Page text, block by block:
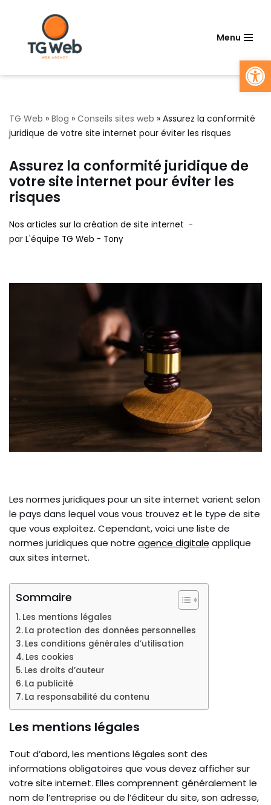
contenu
Menu
TG Web » Blog » Conseils sites web » Assurez la conformité
juridique de votre site internet pour éviter les risques
Assurez la conformité juridique de
votre site internet pour éviter les
risques
Nos articles sur la création de site internet
par L'équipe TG Web - Tony
Les normes juridiques pour un site internet varient selon
le pays dans lequel vous vous trouvez et le type de site
que vous exploitez. Cependant, voici une liste de
normes juridiques que notre agence digitale applique
aux sites internet.
Sommaire
Les mentions légales
La protection des données personnelles
Les conditions générales d’utilisation
Les cookies
Les droits d’auteur
La publicité
La responsabilité du contenu
Les mentions légales
Tout d’abord, les mentions légales sont des
informations obligatoires que vous devez afficher sur
votre site internet. Elles comprennent généralement le
nom de l’entreprise ou de l’éditeur du site, son adresse,